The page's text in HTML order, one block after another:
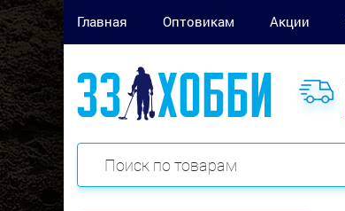
Главная Оптовикам Акции